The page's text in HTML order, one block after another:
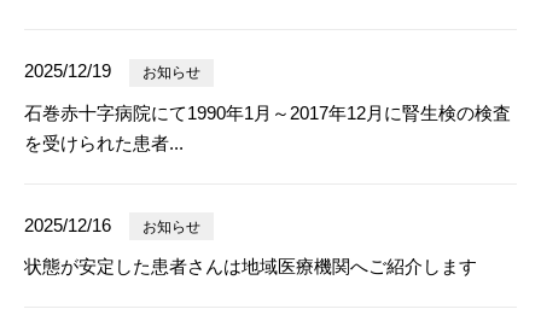
2025/12/19 お知らせ
石巻赤十字病院にて1990年1月～2017年12月に腎生検の検査
を受けられた患者...
2025/12/16 お知らせ
状態が安定した患者さんは地域医療機関へご紹介します